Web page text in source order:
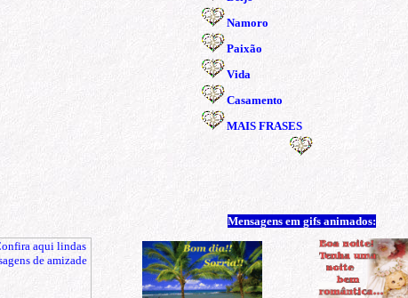
Namoro
Paixão
Vida
Casamento
MAIS FRASES
Mensagens em gifs animados: